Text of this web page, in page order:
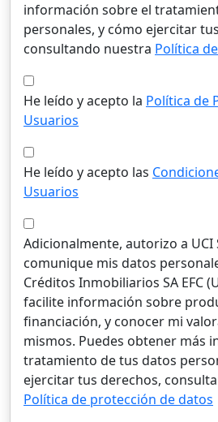
información sobre el
personales, y cómo ejercitar
consultando nuestra Política
He leído y acepto la Política de
Usuarios
He leído y acepto las
Usuarios
Adicionalmente, autorizo a UCI
comunique mis datos
Créditos Inmobiliarios SA EFC
facilite información sobre
financiación, y conocer mi
mismos. Puedes obtener más
tratamiento de tus datos
ejercitar tus derechos,
Política de protección de datos